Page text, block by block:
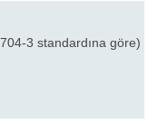
3 standardına göre)